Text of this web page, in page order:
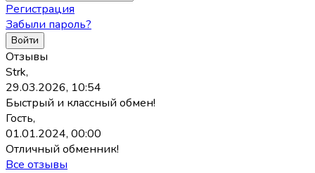
Регистрация
Забыли пароль?
Отзывы
Strk,
29.03.2026, 10:54
Быстрый и классный обмен!
Гость,
01.01.2024, 00:00
Отличный обменник!
Все отзывы